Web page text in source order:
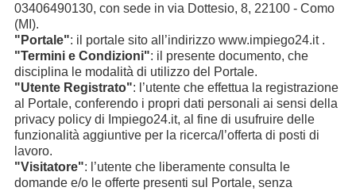
03406490130, con sede in via Dottesio, 8, 22100 - Como
(MI).
"Portale": il portale sito all’indirizzo www.impiego24.it .
"Termini e Condizioni": il presente documento, che
disciplina le modalità di utilizzo del Portale.
"Utente Registrato": l’utente che effettua la registrazione
al Portale, conferendo i propri dati personali ai sensi della
privacy policy di Impiego24.it, al fine di usufruire delle
funzionalità aggiuntive per la ricerca/l’offerta di posti di
lavoro.
"Visitatore": l’utente che liberamente consulta le
domande e/o le offerte presenti sul Portale, senza